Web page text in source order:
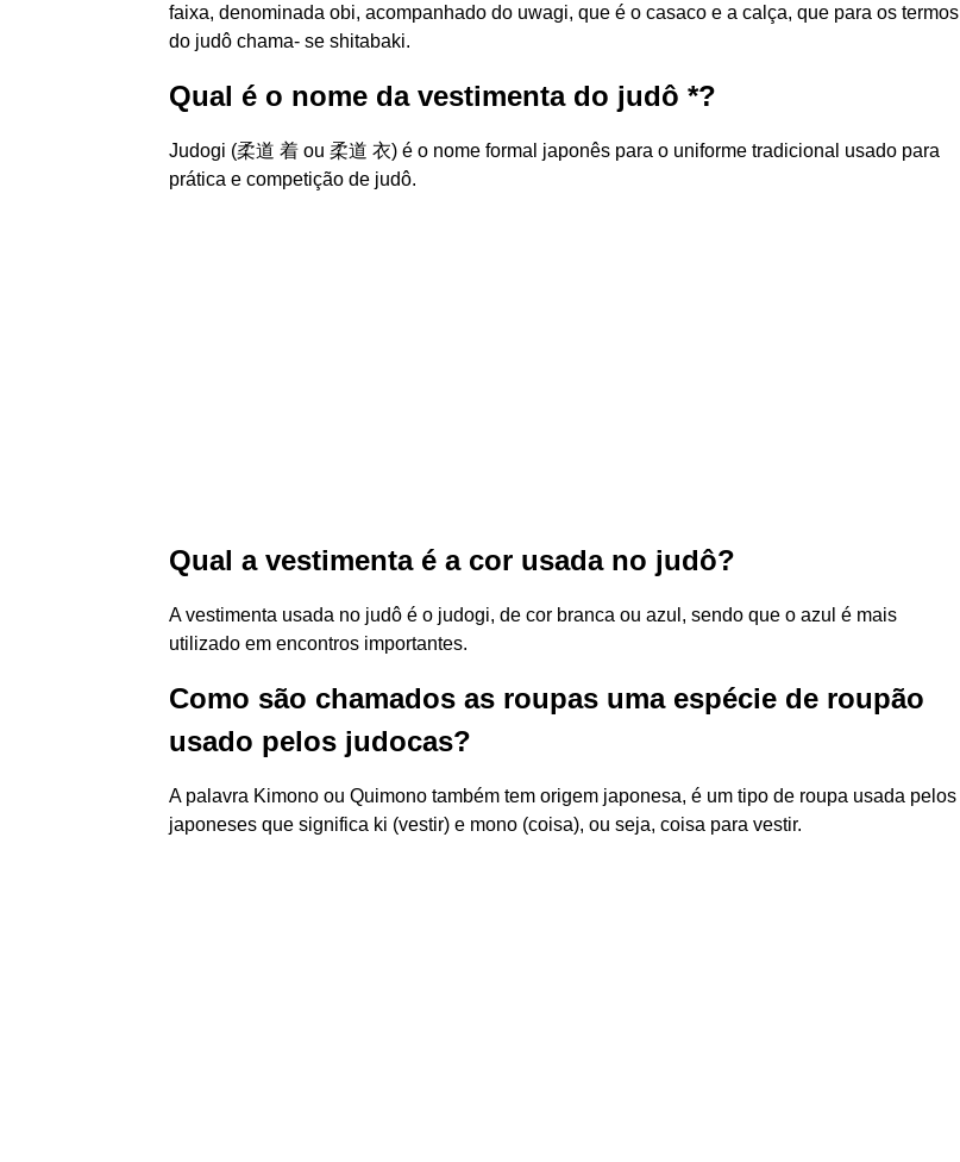
faixa, denominada obi, acompanhado do uwagi, que é o casaco e a calça, que para os termos
do judô chama- se shitabaki.
Qual é o nome da vestimenta do judô *?
Judogi (柔道 着 ou 柔道 衣) é o nome formal japonês para o uniforme tradicional usado para
prática e competição de judô.
Qual a vestimenta é a cor usada no judô?
A vestimenta usada no judô é o judogi, de cor branca ou azul, sendo que o azul é mais
utilizado em encontros importantes.
Como são chamados as roupas uma espécie de roupão
usado pelos judocas?
A palavra Kimono ou Quimono também tem origem japonesa, é um tipo de roupa usada pelos
japoneses que significa ki (vestir) e mono (coisa), ou seja, coisa para vestir.